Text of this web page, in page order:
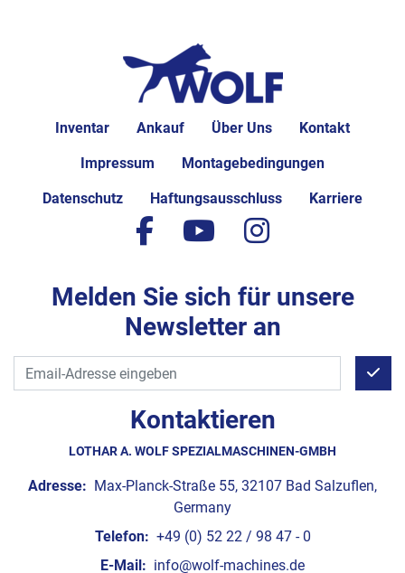
Inventar Ankauf Über Uns Kontakt
Impressum Montagebedingungen
Datenschutz Haftungsausschluss Karriere
Kontaktieren
LOTHAR A. WOLF SPEZIALMASCHINEN-GMBH
Adresse: Max-Planck-Straße 55, 32107 Bad Salzuflen,
Germany
Telefon: +49 (0) 52 22 / 98 47 - 0
E-Mail: info@wolf-machines.de
facebook
youtubeinstagram
Melden Sie sich für unsere
Newsletter an